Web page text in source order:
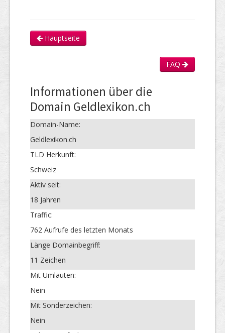
Hauptseite
FAQ
Informationen über die
Domain Geldlexikon.ch
Domain-Name:
Geldlexikon.ch
TLD Herkunft:
Schweiz
Aktiv seit:
18 Jahren
Traffic:
762 Aufrufe des letzten Monats
Länge Domainbegriff:
11 Zeichen
Mit Umlauten:
Nein
Mit Sonderzeichen:
Nein